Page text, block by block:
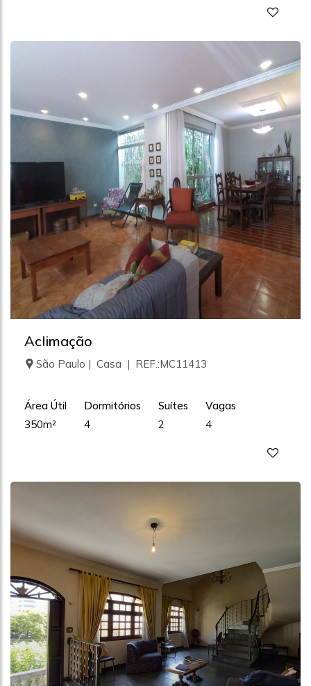
Aclimação
São Paulo | Casa | REF.:MC11413
Área Útil
350m²
Dormitórios
4
Suítes
2
Vagas
4